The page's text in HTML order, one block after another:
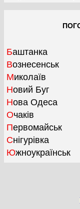
Баштанка
Вознесенськ
Миколаїв
Новий Буг
Нова Одеса
Очаків
Первомайськ
Снігурівка
Южноукраїнськ